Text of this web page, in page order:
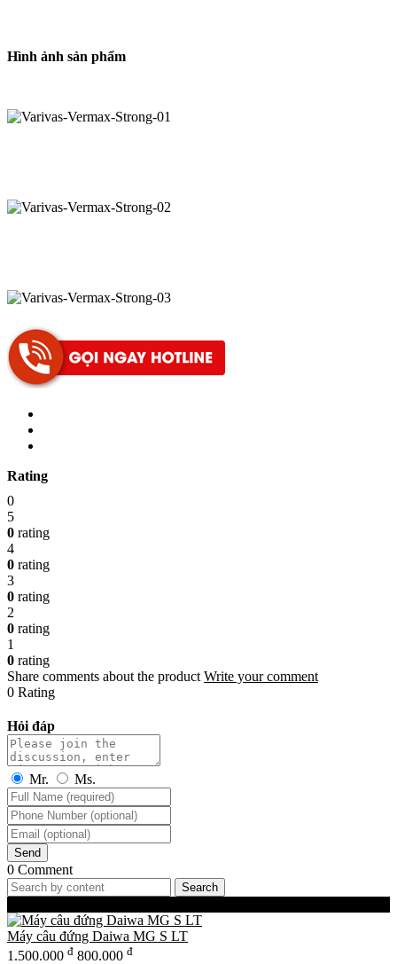
Hình ảnh sản phẩm
Rating
0
5
0 rating
4
0 rating
3
0 rating
2
0 rating
1
0 rating
Share comments about the product Write your comment
0 Rating
Hỏi đáp
Mr. Ms.
Send
0 Comment
Search
Máy câu đứng Daiwa MG S LT
1.500.000 đ 800.000 đ